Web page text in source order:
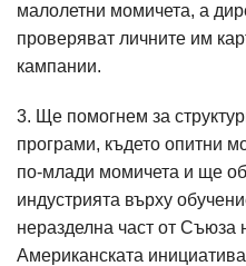
малолетни момичета, а
проверяват личните им
кампании.
3. Ще помогнем за
програми, където опитни
по-млади момичета и ще
индустрията върху
неразделна част от Съюза
Американската